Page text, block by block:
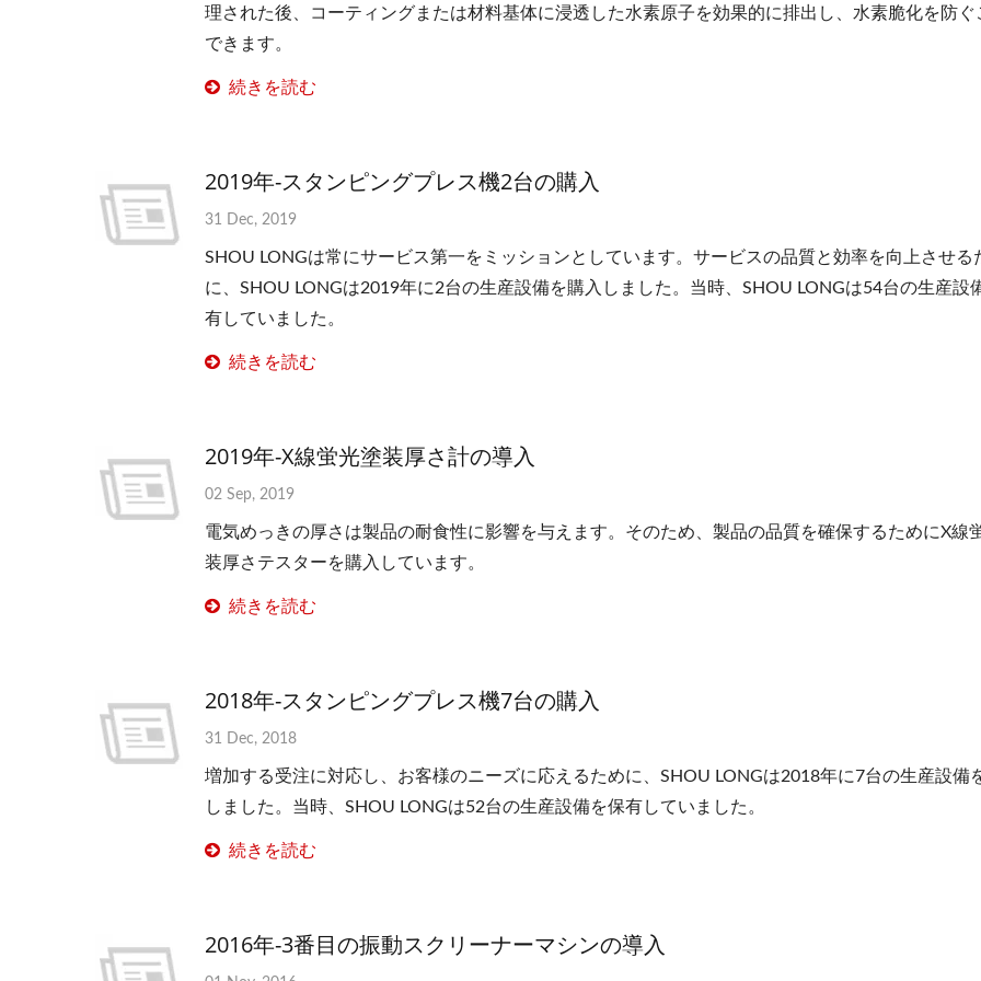
理された後、コーティングまたは材料基体に浸透した水素原子を効果的に排出し、水素脆化を防ぐ
できます。
続きを読む
2019年-スタンピングプレス機2台の購入
31 Dec, 2019
SHOU LONGは常にサービス第一をミッションとしています。サービスの品質と効率を向上させる
に、SHOU LONGは2019年に2台の生産設備を購入しました。当時、SHOU LONGは54台の生産設
有していました。
続きを読む
2019年-X線蛍光塗装厚さ計の導入
02 Sep, 2019
電気めっきの厚さは製品の耐食性に影響を与えます。そのため、製品の品質を確保するためにX線
装厚さテスターを購入しています。
続きを読む
2018年-スタンピングプレス機7台の購入
31 Dec, 2018
増加する受注に対応し、お客様のニーズに応えるために、SHOU LONGは2018年に7台の生産設備
しました。当時、SHOU LONGは52台の生産設備を保有していました。
続きを読む
2016年-3番目の振動スクリーナーマシンの導入